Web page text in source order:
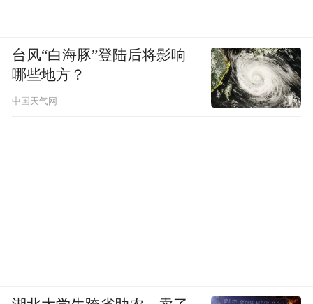
台风“白海豚”登陆后将影响
哪些地方？
中国天气网